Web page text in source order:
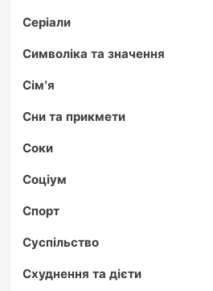
Серіали
Символіка та значення
Сім'я
Сни та прикмети
Соки
Соціум
Спорт
Суспільство
Схуднення та дієти